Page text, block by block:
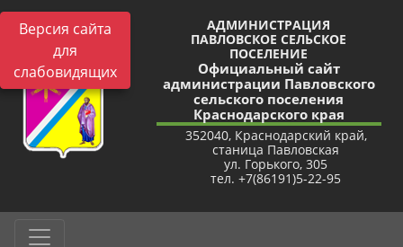
Версия сайта
для
слабовидящих
АДМИНИСТРАЦИЯ
ПАВЛОВСКОЕ СЕЛЬСКОЕ
ПОСЕЛЕНИЕ
Официальный сайт
администрации Павловского
сельского поселения
Краснодарского края
352040, Краснодарский край,
станица Павловская
ул. Горького, 305
тел. +7(86191)5-22-95